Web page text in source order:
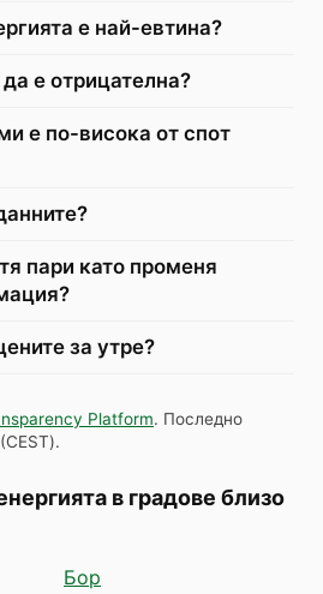
е най-евтина?
е отрицателна?
е по-висока от спот
пари като променя
за утре?
Platform. Последно
(CEST).
в градове близо
Бор